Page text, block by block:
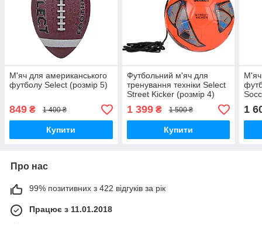
М'яч для американського
футболу Select (розмір 5)
849 ₴ 1 400 ₴
Купити
Футбольний м'яч для
тренування техніки Select
Street Kicker (розмір 4)
1 399₴ 1 500 ₴
Купити
М'яч
1
Про нас
99% позитивних з 422 відгуків за рік
Працює з 11.01.2018